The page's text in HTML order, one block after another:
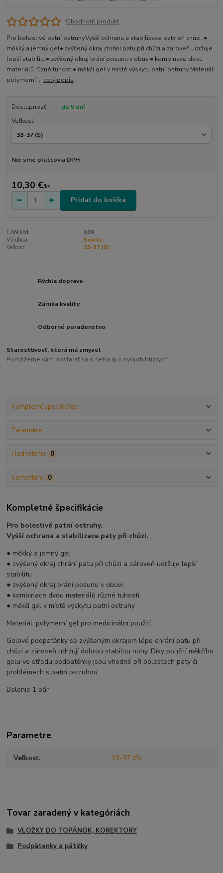
Ohodnotiť produkt
Pro bolestivé patní ostruhy.Vyšší ochrana a stabilizace paty při chůzi. ●
měkký a jemný gel● zvýšený okraj chrání patu při chůzi a zároveň udržuje
lepší stabilitu● zvýšený okraj brání posunu v obuvi● kombinace dvou
materiálů různé tuhosti● měkčí gel v místě výskytu patní ostruhy Materiál:
polymerní ... celý popis
Dostupnosť
do 5 dní
Veľkosť
Nie sme platcovia DPH
10,30 €/ks
Pridať do košíka
EAN kód:
109
Výrobca:
Svorto
Veľkosť:
33-37 (S)
Rýchla doprava
Záruka kvality
Odborné poradenstvo
Starostlivosť, ktorá má zmysel
Pomôžeme vám postarať sa o seba aj o svojich blízkych.
Kompletné špecifikácie
Parametre
Hodnotenie 0
Komentáre 0
Kompletné špecifikácie
Pro bolestivé patní ostruhy.
Vyšší ochrana a stabilizace paty při chůzi.
● měkký a jemný gel
● zvýšený okraj chrání patu při chůzi a zároveň udržuje lepší
stabilitu
● zvýšený okraj brání posunu v obuvi
● kombinace dvou materiálů různé tuhosti
● měkčí gel v místě výskytu patní ostruhy
Materiál: polymerní gel pro medicinální použití
Gelové podpatěnky se zvýšeným okrajem lépe chrání patu při
chůzi a zároveň udržují dobrou stabilitu nohy. Díky použití měkčího
gelu ve středu podpatěnky jsou vhodné při bolestech paty či
problémech s patní ostruhou.
Balenie 1 pár
Parametre
Veľkosť 33-37 (S)
Tovar zaradený v kategóriách
VLOŽKY DO TOPÁNOK, KOREKTORY
Podpätenky a pätičky